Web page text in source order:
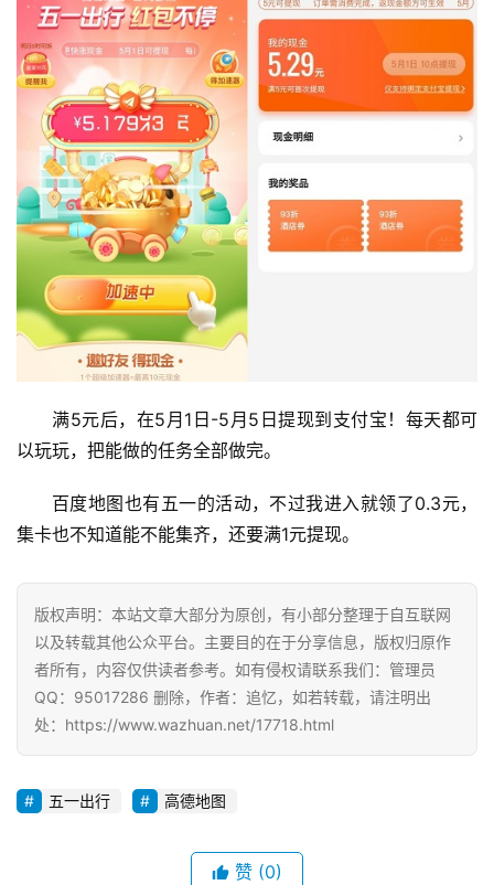
页
挖
评
手
赚
P
P
登录 注册
满5元后，在5月1日-5月5日提现到支付宝！每天都可
以玩玩，把能做的任务全部做完。
百度地图也有五一的活动，不过我进入就领了0.3元，
集卡也不知道能不能集齐，还要满1元提现。
版权声明：本站文章大部分为原创，有小部分整理于自互联网
以及转载其他公众平台。主要目的在于分享信息，版权归原作
者所有，内容仅供读者参考。如有侵权请联系我们：管理员
QQ：95017286 删除，作者：追忆，如若转载，请注明出
处：https://www.wazhuan.net/17718.html
五一出行 高德地图
赞 (0)